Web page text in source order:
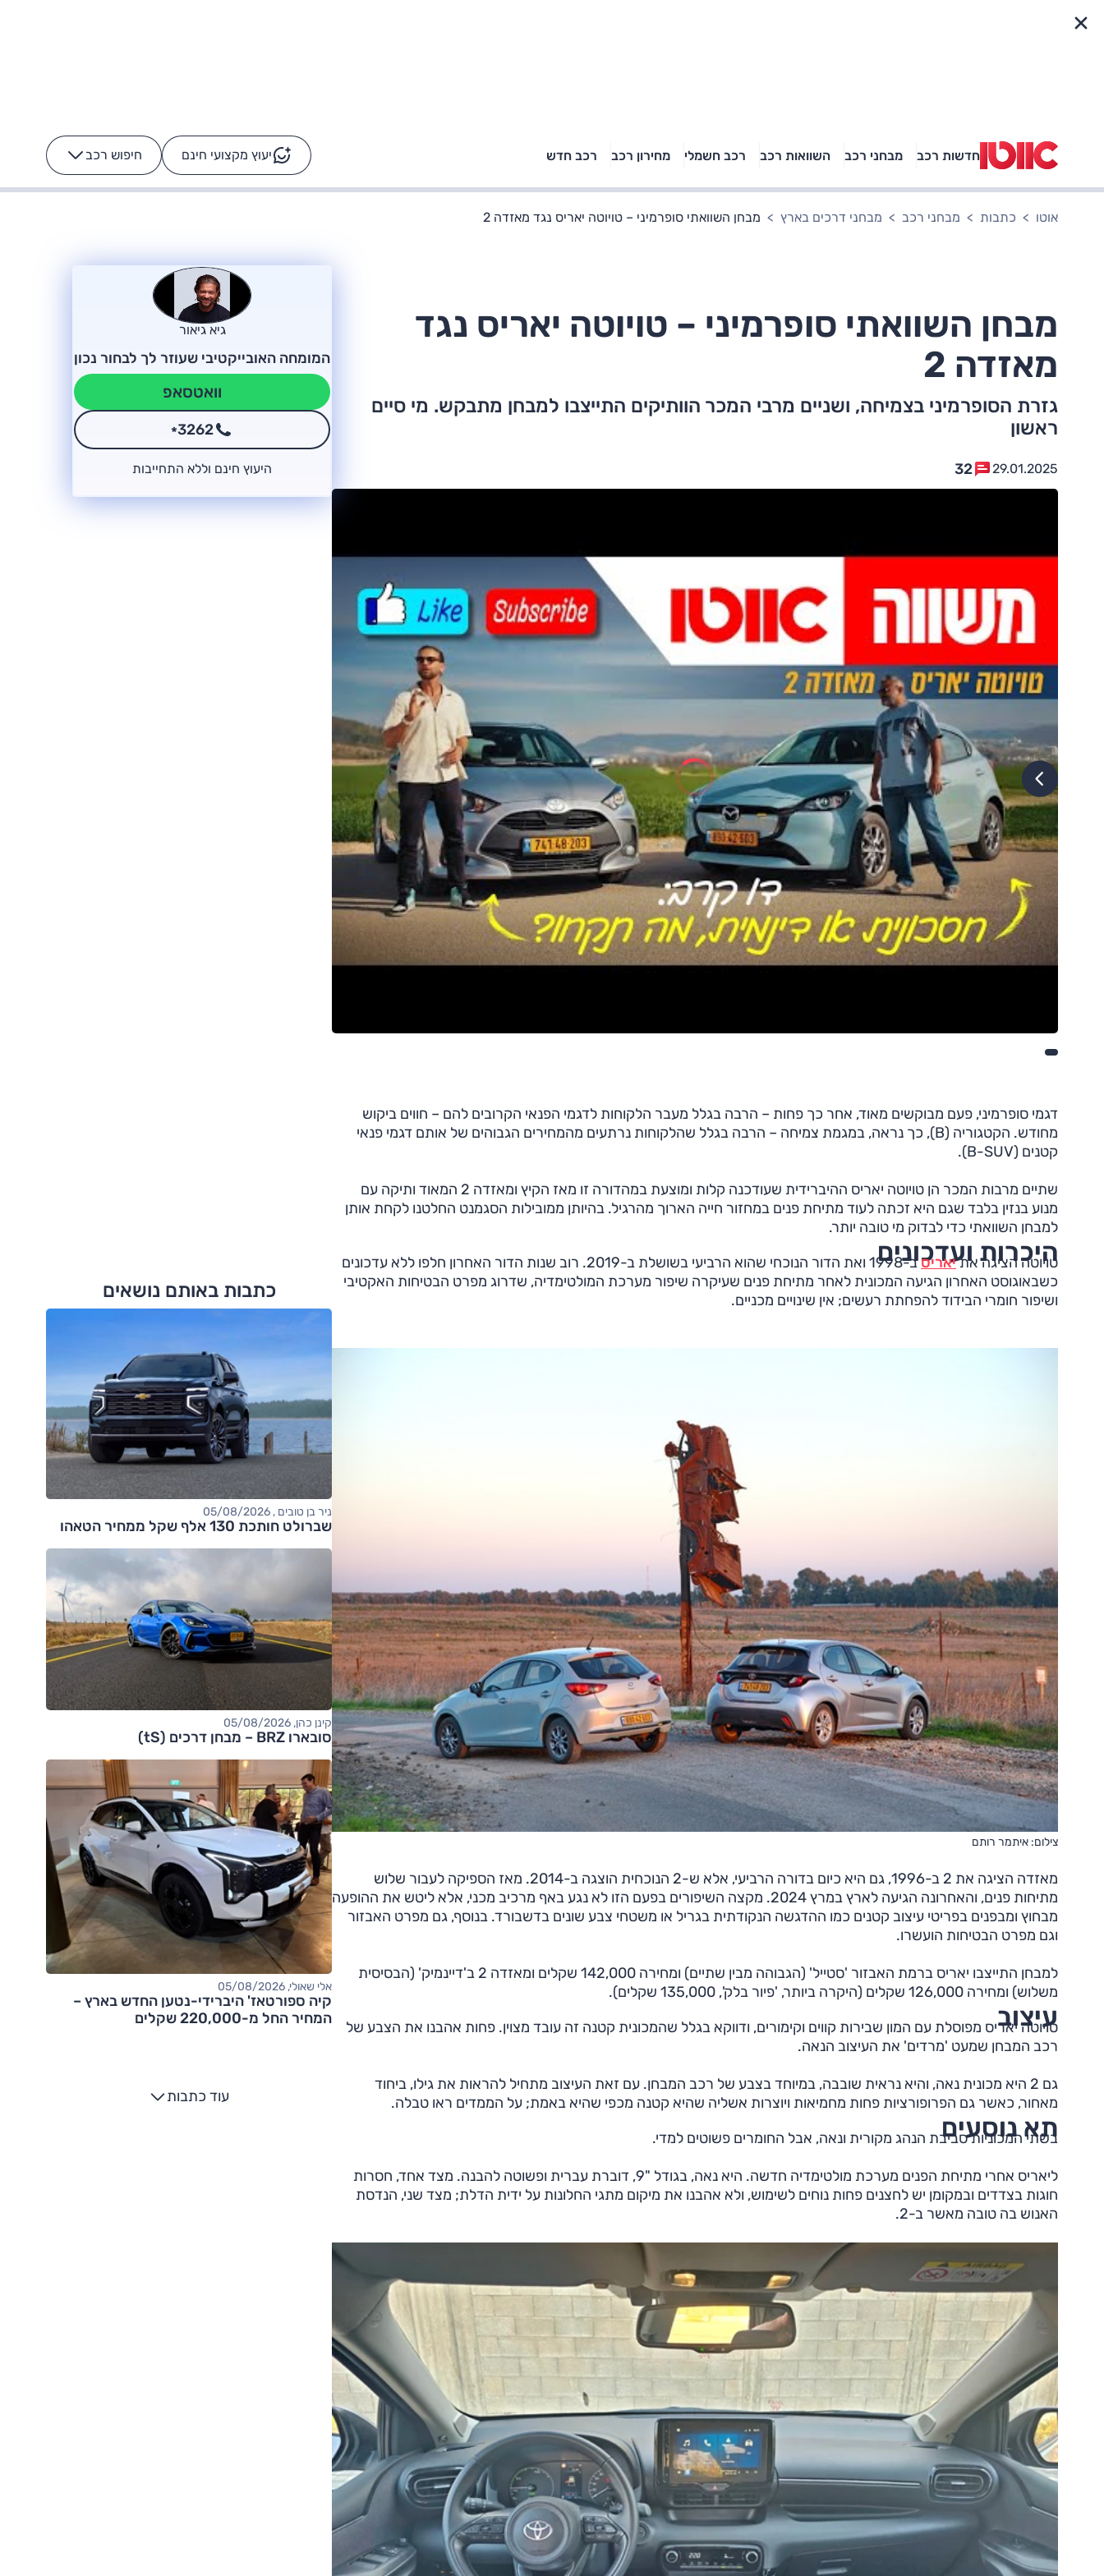
חדשות רכב מבחני רכב השוואות רכב רכב חשמלי מחירון רכב רכב חדש יעוץ מקצועי חינם חיפוש רכב -
באיזה רכב פנאי נוסעת
טויוטה ראב 4, קיה
ספורטאז' לונג ויונדאי
הנייר ועל הכביש
רכבי הסלבס: על מה נוסע
הרכב לא מתקלקל. המסך
כן
אוטו כתבות מבחני רכב מבחני דרכים בארץ מבחן השוואתי סופרמיני – טויוטה יאריס נגד מאזדה 2
מבחן השוואתי סופרמיני – טויוטה יאריס נגד
מאזדה 2
גזרת הסופרמיני בצמיחה, ושניים מרבי המכר הוותיקים התייצבו למבחן מתבקש. מי סיים
ראשון
29.01.2025
32
דגמי סופרמיני, פעם מבוקשים מאוד, אחר כך פחות – הרבה בגלל מעבר הלקוחות לדגמי הפנאי הקרובים להם – חווים ביקוש
מחודש. הקטגוריה (B), כך נראה, במגמת צמיחה – הרבה בגלל שהלקוחות נרתעים מהמחירים הגבוהים של אותם דגמי פנאי
קטנים (B-SUV).
שתיים מרבות המכר הן טויוטה יאריס ההיברידית שעודכנה קלות ומוצעת במהדורה זו מאז הקיץ ומאזדה 2 המאוד ותיקה עם
מנוע בנזין בלבד שגם היא זכתה לעוד מתיחת פנים במחזור חייה הארוך מהרגיל. בהיותן ממובילות הסגמנט החלטנו לקחת אותן
למבחן השוואתי כדי לבדוק מי טובה יותר.
היכרות ועדכונים
טויוטה הציגה אתיאריס
ב-1998 ואת הדור הנוכחי שהוא הרביעי בשושלת ב-2019. רוב שנות הדור האחרון חלפו ללא עדכונים
כשבאוגוסט האחרון הגיעה המכונית לאחר מתיחת פנים שעיקרה שיפור מערכת המולטימדיה, שדרוג מפרט הבטיחות האקטיבי
ושיפור חומרי הבידוד להפחתת רעשים; אין שינויים מכניים.
צילום: איתמר רותם
מאזדה הציגה את 2 ב-1996, גם היא כיום בדורה הרביעי, אלא ש-2 הנוכחית הוצגה ב-2014. מאז הספיקה לעבור שלוש
מתיחות פנים, והאחרונה הגיעה לארץ במרץ 2024. מקצה השיפורים בפעם הזו לא נגע באף מרכיב מכני, אלא ליטש את ההופעה
מבחוץ ומבפנים בפריטי עיצוב קטנים כמו ההדגשה הנקודתית בגריל או משטחי צבע שונים בדשבורד. בנוסף, גם מפרט האבזור
וגם מפרט הבטיחות הועשרו.
למבחן התייצבו יאריס ברמת האבזור 'סטייל' (הגבוהה מבין שתיים) ומחירה 142,000 שקלים ומאזדה 2 ב'דיינמיק' (הבסיסית
משלוש) ומחירה 126,000 שקלים (היקרה ביותר, 'פיור בלק', 135,000 שקלים).
עיצוב
טויוטה יאריס מפוסלת עם המון שבירות קווים וקימורים, ודווקא בגלל שהמכונית קטנה זה עובד מצוין. פחות אהבנו את הצבע של
רכב המבחן שמעט 'מרדים' את העיצוב הנאה.
גם 2 היא מכונית נאה, והיא נראית שובבה, במיוחד בצבע של רכב המבחן. עם זאת העיצוב מתחיל להראות את גילו, ביחוד
מאחור, כאשר גם הפרופורציות פחות מחמיאות ויוצרות אשליה שהיא קטנה מכפי שהיא באמת; על הממדים ראו טבלה.
תא נוסעים
בשתי המכוניות סביבת הנהג מקורית ונאה, אבל החומרים פשוטים למדי.
ליאריס אחרי מתיחת הפנים מערכת מולטימדיה חדשה. היא נאה, בגודל "9, דוברת עברית ופשוטה להבנה. מצד אחד, חסרות
חוגות בצדדים ובמקומן יש לחצנים פחות נוחים לשימוש, ולא אהבנו את מיקום מתגי החלונות על ידית הדלת; מצד שני, הנדסת
האנוש בה טובה מאשר ב-2.
גיא גיאור
המומחה האובייקטיבי שעוזר לך לבחור נכון
וואטסאפ
*3262
היעוץ חינם וללא התחייבות
כתבות באותם נושאים
ניר בן טובים , 05/08/2026
שברולט חותכת 130 אלף שקל ממחיר הטאהו
קינן כהן, 05/08/2026
סובארו BRZ – מבחן דרכים (tS)
אלי שאולי, 05/08/2026
קיה ספורטאז' היברידי-נטען החדש בארץ –
המחיר החל מ-220,000 שקלים
עוד כתבות